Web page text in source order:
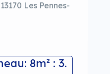
Les Pennes-
8m² : 3.